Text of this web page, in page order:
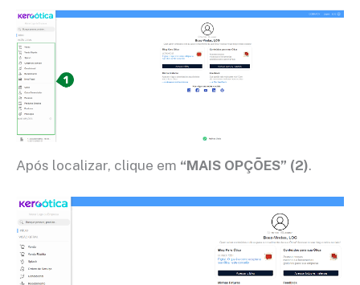
Após localizar, clique em “MAIS OPÇÕES” (2).